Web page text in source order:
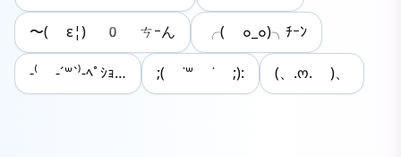
〜( ε¦) 0 ㄘｰん ╭( ๐_๐)╮ﾁｰﾝ
-⁽ -´꒳`⁾-ﾍﾟｼｮ… ;( ˙꒳ ˙ ;): (、.ო. )、